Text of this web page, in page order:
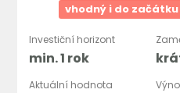
vhodný i do začátku
Investiční horizont
min. 1 rok
Aktuální hodnota